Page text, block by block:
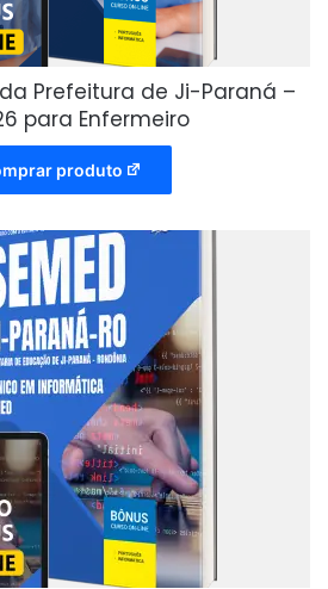
Prefeitura de Ji-Paraná –
para Enfermeiro
produto